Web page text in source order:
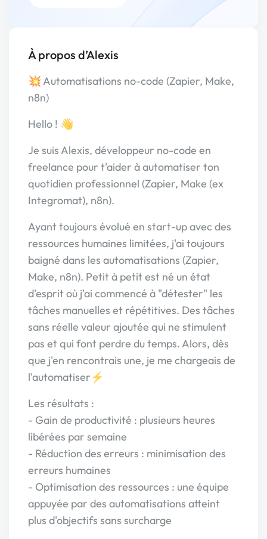
À propos d’Alexis
💥 Automatisations no-code (Zapier, Make,
n8n)
Hello ! 👋
Je suis Alexis, développeur no-code en
freelance pour t'aider à automatiser ton
quotidien professionnel (Zapier, Make (ex
Integromat), n8n).
Ayant toujours évolué en start-up avec des
ressources humaines limitées, j'ai toujours
baigné dans les automatisations (Zapier,
Make, n8n). Petit à petit est né un état
d'esprit où j'ai commencé à "détester" les
tâches manuelles et répétitives. Des tâches
sans réelle valeur ajoutée qui ne stimulent
pas et qui font perdre du temps. Alors, dès
que j'en rencontrais une, je me chargeais de
l'automatiser⚡
Les résultats :
- Gain de productivité : plusieurs heures
libérées par semaine
- Réduction des erreurs : minimisation des
erreurs humaines
- Optimisation des ressources : une équipe
appuyée par des automatisations atteint
plus d'objectifs sans surcharge